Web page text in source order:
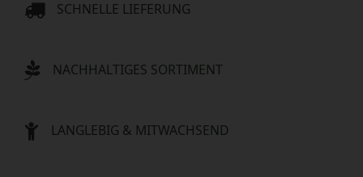
SCHNELLE LIEFERUNG
NACHHALTIGES SORTIMENT
LANGLEBIG & MITWACHSEND